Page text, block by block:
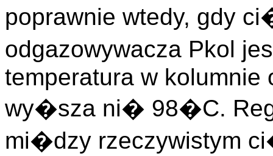
poprawnie wtedy, gdy
odgazowywacza Pkol
temperatura w kolumnie
wy�sza ni� 98�C.
mi�dzy rzeczywistym